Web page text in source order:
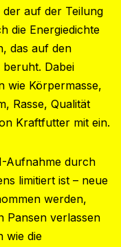
auf der Teilung
die Energiedichte
das auf den
Dabei
wie Körpermasse,
Rasse, Qualität
Kraftfutter mit ein.
Aufnahme durch
limitiert ist – neue
werden,
Pansen verlassen
wie die